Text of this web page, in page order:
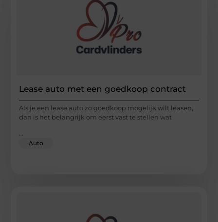
Lease auto met een goedkoop contract
Als je een lease auto zo goedkoop mogelijk wilt leasen,
dan is het belangrijk om eerst vast te stellen wat
Auto